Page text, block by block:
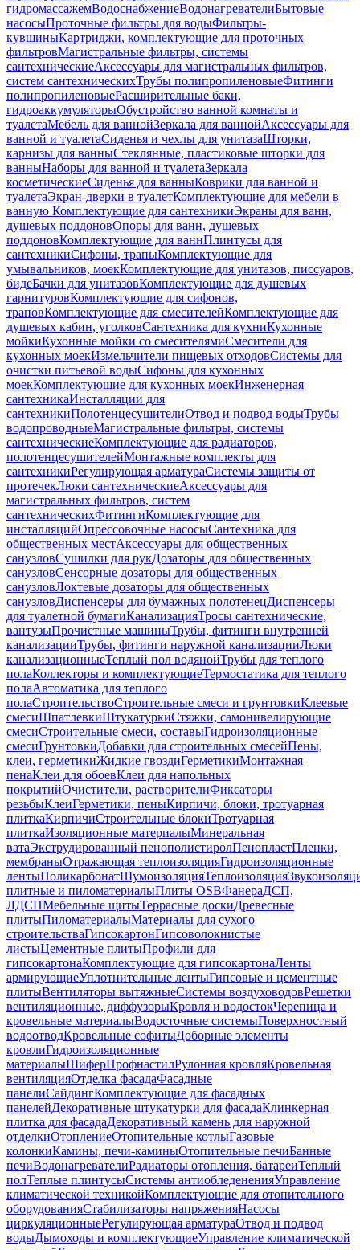
гидромассажемВодоснабжениеВодонагревателиБытовые
насосыПроточные фильтры для водыФильтры-
кувшиныКартриджи, комплектующие для проточных
фильтровМагистральные фильтры, системы
сантехническиеАксессуары для магистральных фильтров,
систем сантехническихТрубы полипропиленовыеФитинги
полипропиленовыеРасширительные баки,
гидроаккумуляторыОбустройство ванной комнаты и
туалетаМебель для ваннойЗеркала для ваннойАксессуары для
ванной и туалетаСиденья и чехлы для унитазаШторки,
карнизы для ванныСтеклянные, пластиковые шторки для
ванныНаборы для ванной и туалетаЗеркала
косметическиеСиденья для ванныКоврики для ванной и
туалетаЭкран-дверки в туалетКомплектующие для мебели в
ванную Комплектующие для сантехникиЭкраны для ванн,
душевых поддоновОпоры для ванн, душевых
поддоновКомплектующие для ваннПлинтусы для
сантехникиСифоны, трапыКомплектующие для
умывальников, моекКомплектующие для унитазов, писсуаров,
бидеБачки для унитазовКомплектующие для душевых
гарнитуровКомплектующие для сифонов,
траповКомплектующие для смесителейКомплектующие для
душевых кабин, уголковСантехника для кухниКухонные
мойкиКухонные мойки со смесителямиСмесители для
кухонных моекИзмельчители пищевых отходовСистемы для
очистки питьевой водыСифоны для кухонных
моекКомплектующие для кухонных моекИнженерная
сантехникаИнсталляции для
сантехникиПолотенцесушителиОтвод и подвод водыТрубы
водопроводныеМагистральные фильтры, системы
сантехническиеКомплектующие для радиаторов,
полотенцесушителейМонтажные комплекты для
сантехникиРегулирующая арматураСистемы защиты от
протечекЛюки сантехническиеАксессуары для
магистральных фильтров, систем
сантехническихФитингиКомплектующие для
инсталляцийОпрессовочные насосыСантехника для
общественных местАксессуары для общественных
санузловСушилки для рукДозаторы для общественных
санузловСенсорные дозаторы для общественных
санузловЛоктевые дозаторы для общественных
санузловДиспенсеры для бумажных полотенецДиспенсеры
для туалетной бумагиКанализацияТросы сантехнические,
вантузыПрочистные машиныТрубы, фитинги внутренней
канализацииТрубы, фитинги наружной канализацииЛюки
канализационныеТеплый пол водянойТрубы для теплого
полаКоллекторы и комплектующиеТермостатика для теплого
полаАвтоматика для теплого
полаСтроительствоСтроительные смеси и грунтовкиКлеевые
смесиШпатлевкиШтукатуркиСтяжки, самонивелирующие
смесиСтроительные смеси, составыГидроизоляционные
смесиГрунтовкиДобавки для строительных смесейПены,
клеи, герметикиЖидкие гвоздиГерметикиМонтажная
пенаКлеи для обоевКлеи для напольных
покрытийОчистители, растворителиФиксаторы
резьбыКлеиГерметики, пеныКирпичи, блоки, тротуарная
плиткаКирпичиСтроительные блокиТротуарная
плиткаИзоляционные материалыМинеральная
ватаЭкструдированный пенополистиролПенопластПленки,
мембраныОтражающая теплоизоляцияГидроизоляционные
лентыПоликарбонатШумоизоляцияТеплоизоляция
плитные и пиломатериалыПлиты OSBФанераДСП,
ЛДСПМебельные щитыТеррасные доскиДревесные
плитыПиломатериалыМатериалы для сухого
строительстваГипсокартонГипсоволокнистые
листыЦементные плитыПрофили для
гипсокартонаКомплектующие для гипсокартонаЛенты
армирующиеУплотнительные лентыГипсовые и цементные
плитыВентиляторы вытяжныеСистемы воздуховодовРешетки
вентиляционные, диффузорыКровля и водостокЧерепица и
кровельные материалыВодосточные системыПоверхностный
водоотводКровельные софитыДоборные элементы
кровлиГидроизоляционные
материалыШиферПрофнастилРулонная кровляКровельная
вентиляцияОтделка фасадаФасадные
панелиСайдингКомплектующие для фасадных
панелейДекоративные штукатурки для фасадаКлинкерная
плитка для фасадаДекоративный камень для наружной
отделкиОтоплениеОтопительные котлыГазовые
колонкиКамины, печи-каминыОтопительные печиБанные
печиВодонагревателиРадиаторы отопления, батареиТеплый
полТеплые плинтусыСистемы антиобледененияУправление
климатической техникойКомплектующие для отопительного
оборудованияСтабилизаторы напряженияНасосы
циркуляционныеРегулирующая арматураОтвод и подвод
водыДымоходы и комплектующиеУправление климатической